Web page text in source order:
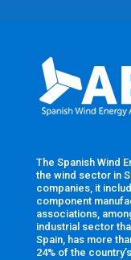
The Spanish Wind
the wind sector in
companies, it
component
associations,
industrial sector
Spain, has more
24% of the